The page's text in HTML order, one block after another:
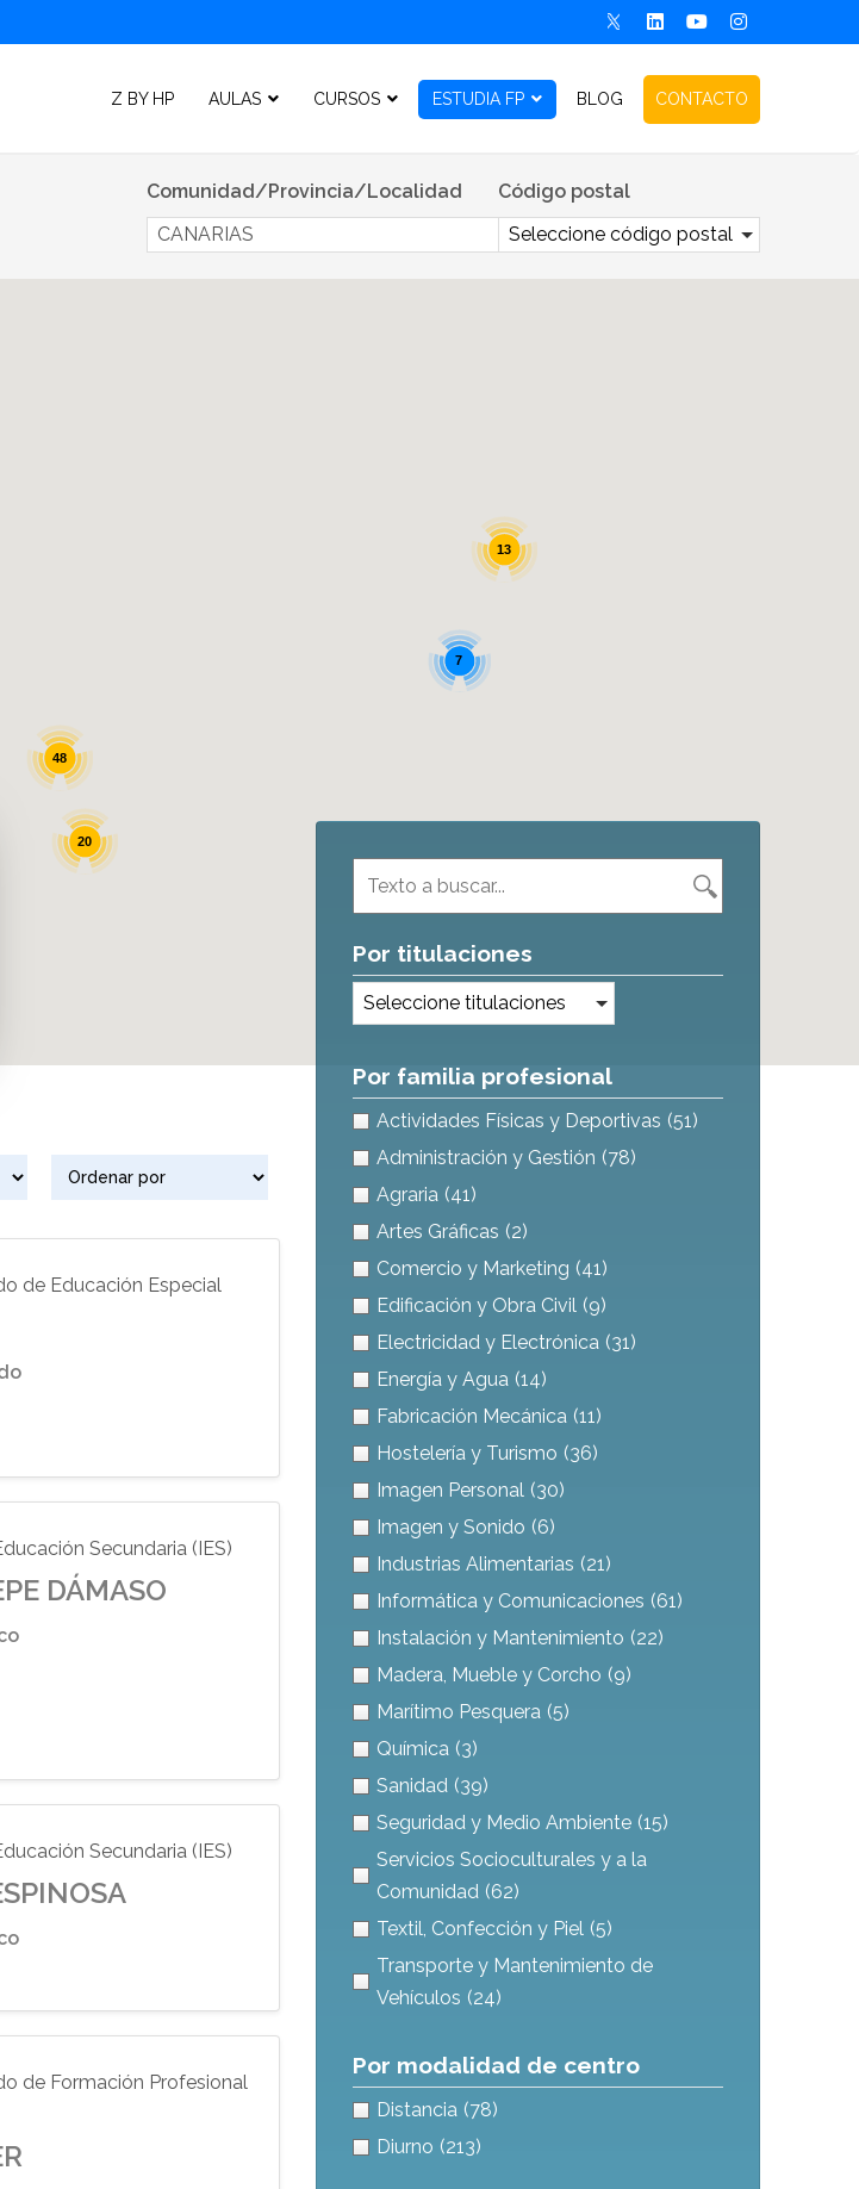
Z BY HP AULAS CURSOS ESTUDIA FP BLOG CONTACTO
Comunidad/Provincia/Localidad
CANARIAS
Código postal
Seleccione código postal
48
13
20
7
de Educación Especial
Secundaria (IES)
DÁMASO
Secundaria (IES)
de Formación Profesional
Por titulaciones
Seleccione titulaciones
Por familia profesional
Actividades Físicas y Deportivas (51)
Administración y Gestión (78)
Agraria (41)
Artes Gráficas (2)
Comercio y Marketing (41)
Edificación y Obra Civil (9)
Electricidad y Electrónica (31)
Energía y Agua (14)
Fabricación Mecánica (11)
Hostelería y Turismo (36)
Imagen Personal (30)
Imagen y Sonido (6)
Industrias Alimentarias (21)
Informática y Comunicaciones (61)
Instalación y Mantenimiento (22)
Madera, Mueble y Corcho (9)
Marítimo Pesquera (5)
Química (3)
Sanidad (39)
Seguridad y Medio Ambiente (15)
Servicios Socioculturales y a la
Comunidad (62)
Textil, Confección y Piel (5)
Transporte y Mantenimiento de
Vehículos (24)
Por modalidad de centro
Distancia (78)
Diurno (213)